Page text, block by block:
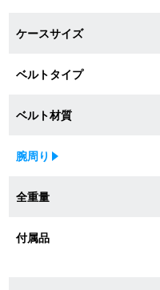
修理・メン
ケースサイズ
ベルトタイプ
ベルト材質
腕周り
全重量
付属品